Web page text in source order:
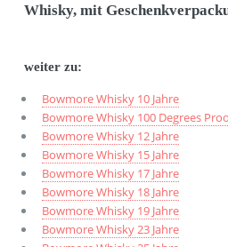
Whisky, mit
weiter zu:
Bowmore Whisky 10 Jahre
Bowmore Whisky 100 Degrees
Bowmore Whisky 12 Jahre
Bowmore Whisky 15 Jahre
Bowmore Whisky 17 Jahre
Bowmore Whisky 18 Jahre
Bowmore Whisky 19 Jahre
Bowmore Whisky 23 Jahre